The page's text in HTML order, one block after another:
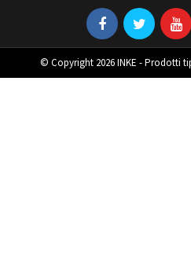
© Copyright 2026 INKE - Prodotti